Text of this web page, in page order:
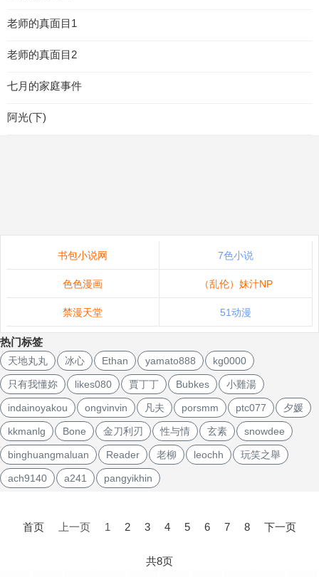
老师的真面目1
老师的真面目2
七月的家庭事件
阿光(下)
书包小说网 7色小说
色色漫画 （乱伦）妹汁NP
禁漫天堂 51动漫
热门标签
天地丸丸 冰心 Ethan yamato888 kg0000
只有我懂妳 likes080 賈丁丁 Bubkes 小雞湯
indainoyakou ongvinvin 凡夫 porsmm ptc077 夕媛
kkmanlg Bone 金刀利刃 性与情 玄素 snowdee
binghuangmaluan Reader 老柳 leochh 玩笑之舉
ach9140 a241 pangyikhin
首页 上一页 1 2 3 4 5 6 7 8 下一页
共8页